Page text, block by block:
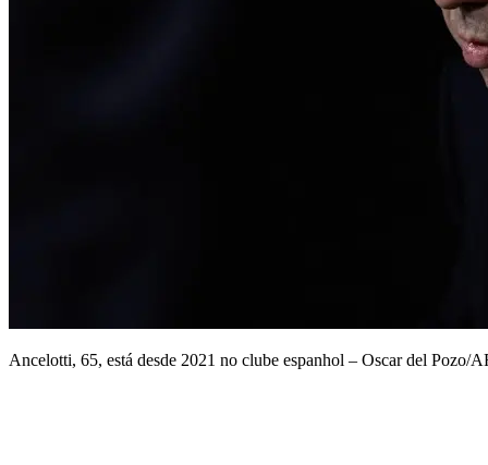
Ancelotti, 65, está desde 2021 no clube espanhol – Oscar del Pozo/